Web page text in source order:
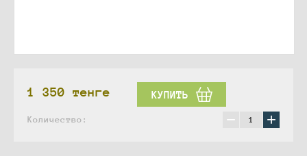
1 350 тенге КУПИТЬ
Количество: − +